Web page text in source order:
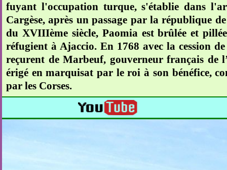
fuyant l'occupation turque, s'établie dans
Cargèse, après un passage par la république
du XVIIIème siècle, Paomia est brûlée et
réfugient à Ajaccio. En 1768 avec la cession
reçurent de Marbeuf, gouverneur français de
érigé en marquisat par le roi à son bénéfice,
par les Corses.